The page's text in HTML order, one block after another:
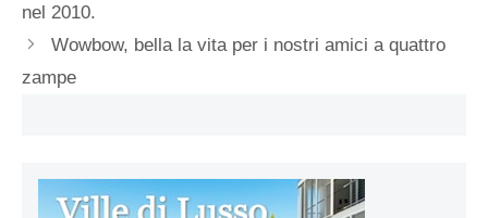
nel 2010.
Wowbow, bella la vita per i nostri amici a quattro
zampe